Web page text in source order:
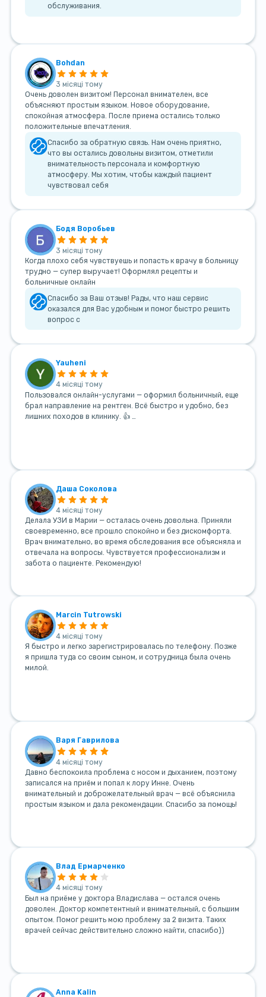
обслуживания.
Bohdan
3 місяці тому
Очень доволен визитом! Персонал внимателен, все
объясняют простым языком. Новое оборудование,
спокойная атмосфера. После приема остались только
положительные впечатления.
Спасибо за обратную связь. Нам очень приятно,
что вы остались довольны визитом, отметили
внимательность персонала и комфортную
атмосферу. Мы хотим, чтобы каждый пациент
чувствовал себя
Бодя Воробьев
3 місяці тому
Когда плохо себя чувствуешь и попасть к врачу в больницу
трудно — супер выручает! Оформлял рецепты и
больничные онлайн
Спасибо за Ваш отзыв! Рады, что наш сервис
оказался для Вас удобным и помог быстро решить
вопрос с
Yauheni
4 місяці тому
Пользовался онлайн-услугами — оформил больничный, еще
брал направление на рентген. Всё быстро и удобно, без
лишних походов в клинику. 👍 …
Даша Соколова
4 місяці тому
Делала УЗИ в Марии — осталась очень довольна. Приняли
своевременно, все прошло спокойно и без дискомфорта.
Врач внимательно, во время обследования все объясняла и
отвечала на вопросы. Чувствуется профессионализм и
забота о пациенте. Рекомендую!
Marcin Tutrowski
4 місяці тому
Я быстро и легко зарегистрировалась по телефону. Позже
я пришла туда со своим сыном, и сотрудница была очень
милой.
Варя Гаврилова
4 місяці тому
Давно беспокоила проблема с носом и дыханием, поэтому
записался на приём и попал к лору Инне. Очень
внимательный и доброжелательный врач — всё объяснила
простым языком и дала рекомендации. Спасибо за помощь!
Влад Ермарченко
4 місяці тому
Был на приёме у доктора Владислава — остался очень
доволен. Доктор компетентный и внимательный, с большим
опытом. Помог решить мою проблему за 2 визита. Таких
врачей сейчас действительно сложно найти, спасибо))
Anna Kalin